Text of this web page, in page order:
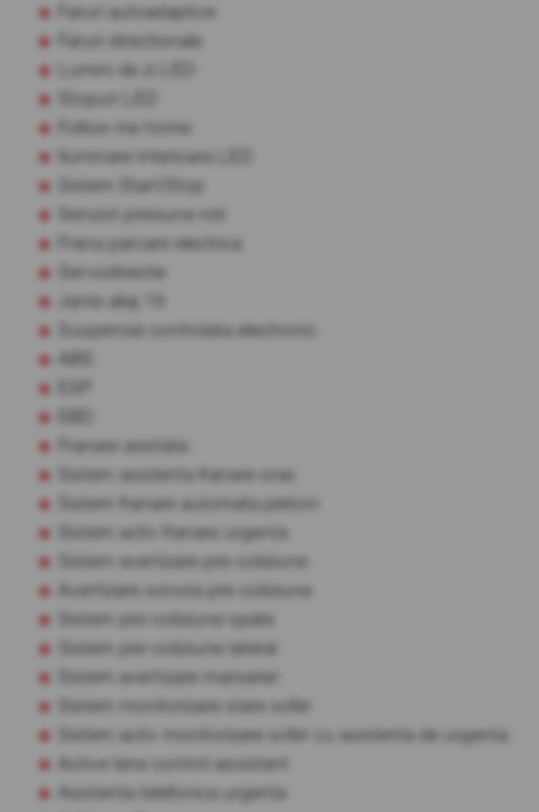
Faruri autoadaptive
Faruri directionale
Lumini de zi LED
Stopuri LED
Follow me home
Iluminare interioara LED
Sistem Start/Stop
Senzori presiune roti
Frana parcare electrica
Servodirectie
Jante aliaj 19
Suspensie controlata electronic
ABS
EBD
Franare asistata
Sistem asistenta franare oras
Sistem franare automata pietoni
Sistem activ franare urgenta
Sistem avertizare pre-coliziune
Avertizare sonora pre-coliziune
Sistem pre-coliziune spate
Sistem pre-coliziune lateral
Sistem avertizare marsarier
Sistem monitorizare stare sofer
Sistem activ monitorizare sofer cu asistenta de urgenta
Active lane control assistant
Asistenta telefonica urgenta